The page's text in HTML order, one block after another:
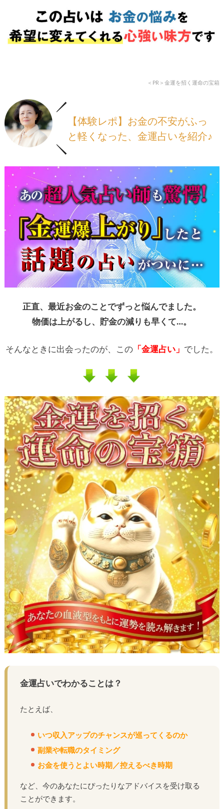
＜PR＞金運を招く運命の宝箱
【体験レポ】お金の不安がふっ
と軽くなった、金運占いを紹介♪
正直、最近お金のことでずっと悩んでました。
物価は上がるし、貯金の減りも早くて…。
そんなときに出会ったのが、この 「金運占い」 でした。
金運占いでわかることは？
たとえば、
いつ収入アップのチャンスが巡ってくるのか
副業や転職のタイミング
お金を使うとよい時期／控えるべき時期
など、今のあなたにぴったりなアドバイスを受け取る
ことができます。